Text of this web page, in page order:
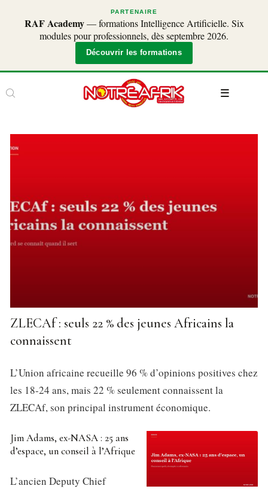
PARTENAIRE
RAF Academy— formations Intelligence Artificielle. Six
modules pour professionnels, dès septembre 2026.
Découvrir les formations
ZLECAf : seuls 22 % des jeunes Africains la
connaissent
L’Union africaine recueille 96 % d’opinions positives chez
les 18-24 ans, mais 22 % seulement connaissent la
ZLECAf, son principal instrument économique.
Jim Adams, ex-NASA : 25 ans
d’espace, un conseil à l’Afrique
L’ancien Deputy Chief